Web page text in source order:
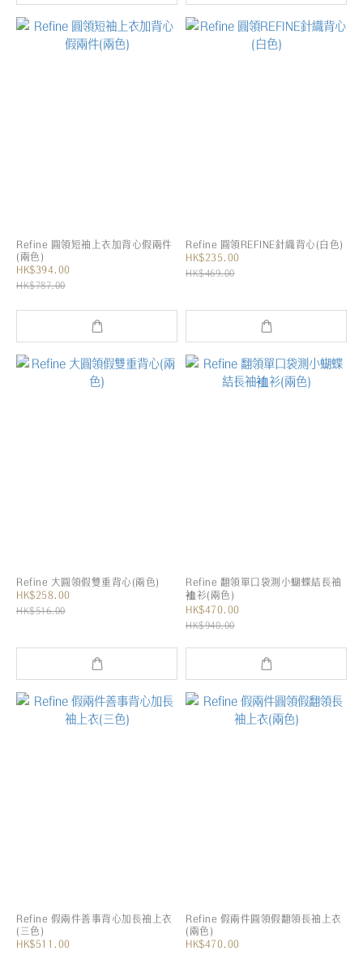
Refine 圓領短袖上衣加背心假兩件
(兩色)
HK$394.00
HK$787.00
Refine 圓領REFINE針織背心(白色)
HK$235.00
HK$469.00
Refine 大圓領假雙重背心(兩色)
HK$258.00
HK$516.00
Refine 翻領單口袋測小蝴蝶結長袖
裇衫(兩色)
HK$470.00
HK$940.00
Refine 假兩件善事背心加長袖上衣
(三色)
HK$511.00
Refine 假兩件圓領假翻領長袖上衣
(兩色)
HK$470.00